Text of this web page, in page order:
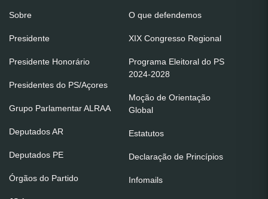
Sobre
Presidente
Presidente Honorário
Presidentes do PS/Açores
Grupo Parlamentar ALRAA
Deputados AR
Deputados PE
Órgãos do Partido
O que defendemos
XIX Congresso Regional
Programa Eleitoral do PS
2024-2028
Moção de Orientação
Global
Estatutos
Declaração de Princípios
Infomails